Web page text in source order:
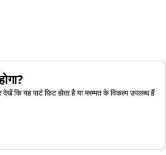
कि यह पार्ट फ़िट होता है या मरम्मत के विकल्प उपलब्ध हैं